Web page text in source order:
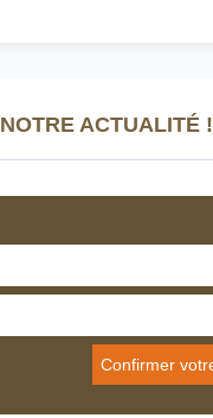
ACTUALITÉ !